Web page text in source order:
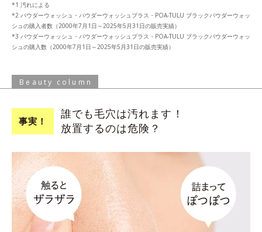
汚れによる
パウダーウォッシュ・パウダーウォッシュプラス・POA-TULU ブラックパウダーウォッ
シュの購入者数（2000年7月1日～2025年5月31日の販売実績）
パウダーウォッシュ・パウダーウォッシュプラス・POA-TULU ブラックパウダーウォッ
シュの購入数（2000年7月1日～2025年5月31日の販売実績）
Beauty column
事実！
誰でも毛穴は汚れます！
放置するのは危険？